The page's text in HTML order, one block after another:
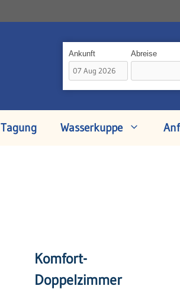
Ankunft Abreise
Tagung Wasserkuppe
Komfort-
Doppelzimmer